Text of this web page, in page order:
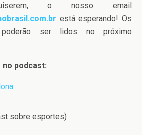
o nosso email
está esperando! Os
ser lidos no próximo
no podcast:
sobre esportes)